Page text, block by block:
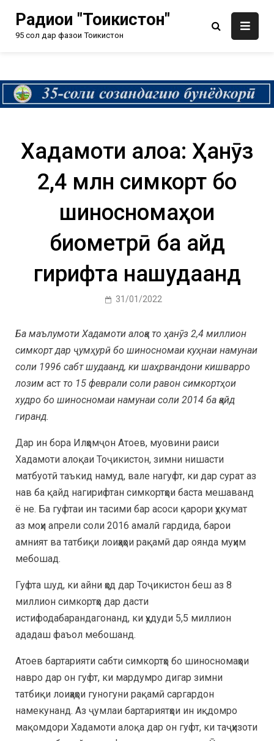
Радиои "Тоҷикистон"
95 сол дар фазои Тоҷикистон
Хадамоти алоқа: Ҳанӯз
2,4 млн симкорт бо
шиносномаҳои
биометрӣ ба қайд
гирифта нашудаанд
31/01/2022
Ба маълумоти Хадамоти алоқа то ҳанӯз 2,4 миллион
симкорт дар ҷумҳурӣ бо шиносномаи куҳнаи намунаи
соли 1996 сабт шудаанд, ки шаҳрвандони кишварро
лозим аст то 15 феврали соли равон симкортҳои
худро бо шиносномаи намунаи соли 2014 ба қайд
гиранд.
Дар ин бора Илҳомҷон Атоев, муовини раиси
Хадамоти алоқаи Тоҷикистон, зимни нишасти
матбуотӣ таъкид намуд, вале нагуфт, ки дар сурат аз
нав ба қайд нагирифтан симкортҳои баста мешаванд
ё не. Ба гуфтаи ин тасими бар асоси қарори ҳукумат
аз моҳи апрели соли 2016 амалӣ гардида, барои
амният ва татбиқи лоиҳаҳои рақамӣ дар оянда муҳим
мебошад.
Гуфта шуд, ки айни ҳод дар Тоҷикистон беш аз 8
миллион симкортҳо дар дасти
истифодабарандагонанд, ки ҳудуди 5,5 миллион
ададаш фаъол мебошанд.
Атоев бартарияти сабти симкортҳо бо шиносномаҳои
навро дар он гуфт, ки мардумро дигар зимни
татбиқи лоиҳаҳои гуногуни рақамӣ саргардон
намекунанд. Аз ҷумлаи бартариятҳои ин иқдомро
мақомдори Хадамоти алоқа дар он гуфт, ки таҷҳизоти